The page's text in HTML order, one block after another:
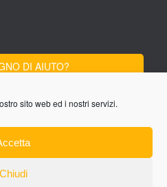
sito web ed i nostri servizi.
Chiudi
DI AIUTO?
14:00 - 18:00